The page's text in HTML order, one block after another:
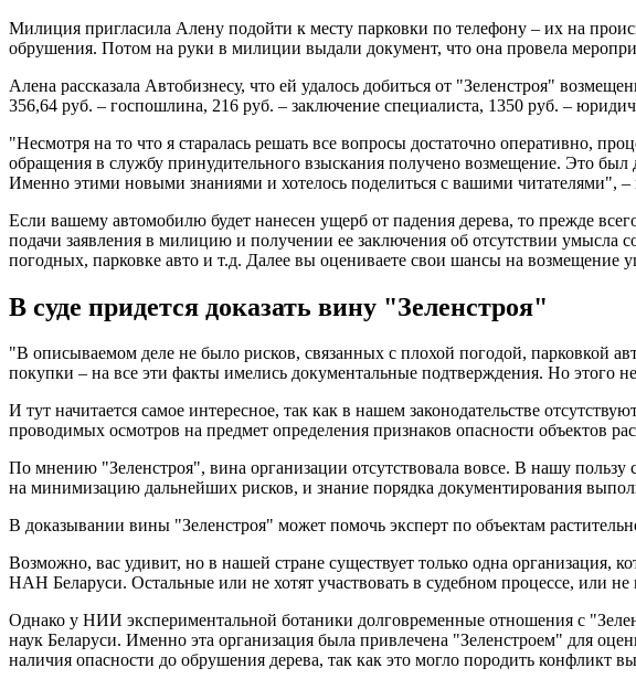
Милиция пригласила Алену подойти к месту парковки по телефону – их на
обрушения. Потом на руки в милиции выдали документ, что она провела
Алена рассказала Автобизнесу, что ей удалось добиться от "Зеленстроя"
356,64 руб. – госпошлина, 216 руб. – заключение специалиста, 1350 руб. –
"Несмотря на то что я старалась решать все вопросы достаточно оперативно,
обращения в службу принудительного взыскания получено возмещение. Это
Именно этими новыми знаниями и хотелось поделиться с вашими читателями", –
Если вашему автомобилю будет нанесен ущерб от падения дерева, то прежде
подачи заявления в милицию и получении ее заключения об отсутствии умысла
погодных, парковке авто и т.д. Далее вы оцениваете свои шансы на возмещение
В суде придется доказать вину "Зеленстроя"
"В описываемом деле не было рисков, связанных с плохой погодой, парковкой
покупки – на все эти факты имелись документальные подтверждения. Но этого
И тут начитается самое интересное, так как в нашем законодательстве
проводимых осмотров на предмет определения признаков опасности объектов
По мнению "Зеленстроя", вина организации отсутствовала вовсе. В нашу
на минимизацию дальнейших рисков, и знание порядка документирования
В доказывании вины "Зеленстроя" может помочь эксперт по объектам
Возможно, вас удивит, но в нашей стране существует только одна организация,
НАН Беларуси. Остальные или не хотят участвовать в судебном процессе, или
Однако у НИИ экспериментальной ботаники долговременные отношения с
наук Беларуси. Именно эта организация была привлечена "Зеленстроем" для
наличия опасности до обрушения дерева, так как это могло породить конфликт